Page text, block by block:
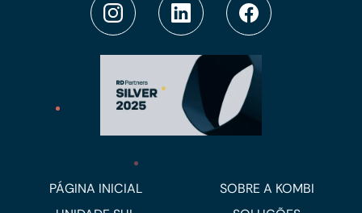
PÁGINA INICIAL
SOBRE A KOMBI